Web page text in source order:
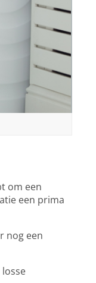
om een
een prima
nog een